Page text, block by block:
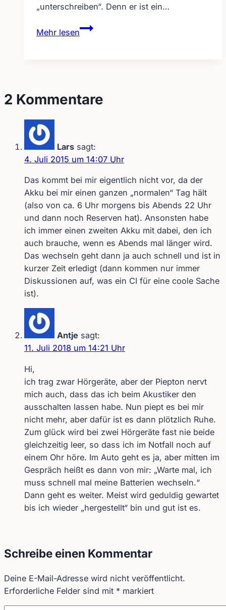
„unterschreiben“. Denn er ist ein…
Mehr lesen
Taub
und
so
2 Kommentare
Lars sagt:
4. Juli 2015 um 14:07 Uhr
Das kommt bei mir eigentlich nicht vor, da der
Akku bei mir einen ganzen „normalen“ Tag hält
(also von ca. 6 Uhr morgens bis Abends 22 Uhr
und dann noch Reserven hat). Ansonsten habe
ich immer einen zweiten Akku mit dabei, den ich
auch brauche, wenn es Abends mal länger wird.
Das wechseln geht dann ja auch schnell und ist in
kurzer Zeit erledigt (dann kommen nur immer
Diskussionen auf, was ein CI für eine coole Sache
ist).
Antje sagt:
11. Juli 2018 um 14:21 Uhr
Hi,
ich trag zwar Hörgeräte, aber der Piepton nervt
mich auch, dass das ich beim Akustiker den
ausschalten lassen habe. Nun piept es bei mir
nicht mehr, aber dafür ist es dann plötzlich Ruhe.
Zum glück wird bei zwei Hörgeräte fast nie beide
gleichzeitig leer, so dass ich im Notfall noch auf
einem Ohr höre. Im Auto geht es ja, aber mitten im
Gespräch heißt es dann von mir: „Warte mal, ich
muss schnell mal meine Batterien wechseln.“
Dann geht es weiter. Meist wird geduldig gewartet
bis ich wieder „hergestellt“ bin und gut ist es.
Schreibe einen Kommentar
Deine E-Mail-Adresse wird nicht veröffentlicht.
Erforderliche Felder sind mit * markiert